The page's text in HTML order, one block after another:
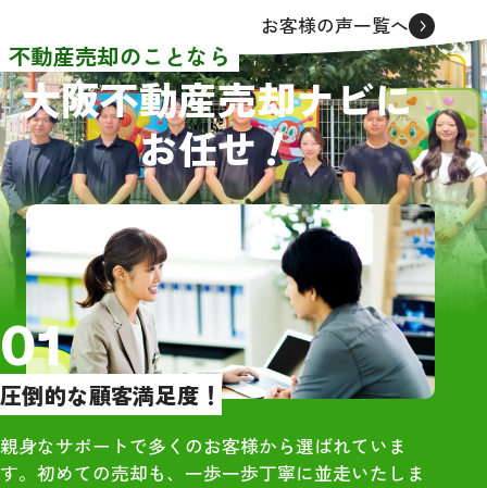
者から連絡をいただきました
が、面談をしたのは3社でした。
売買価格や条件等はほぼ同じで
した。その中でグリーンハウジ
ングさんを選んだ理由として、
担当者の大橋さんが一番若く誠
実に感じたからです。
依頼してからほぼ2ヶ月という短
期間で売買契約を結ぶことがで
き感謝しております。また、引
っ越しの際にも大橋さんに立ち
会っていただき、引っ越し先が
遠隔地だったので不用品等の後
始末もお願いすることができ、
大変助かりました。
直感でグリーンハウジングの大
同級生でもあり
も踏まえてレビ
【物件概要】
・大阪市住吉区
築、4DK、木造
RC）
・雨漏りや床抜
あり
【訪問査定】
・地域相場を把
際の売却価格に
・大手は高額査
で、最終売却額
お客様の声一覧へ
不動産売却のことなら
大阪不動産売却ナビに
お任せ！
01
圧倒的な顧客満足度！
親身なサポートで多くのお客様から選ばれていま
す。初めての売却も、一歩一歩丁寧に並走いたしま